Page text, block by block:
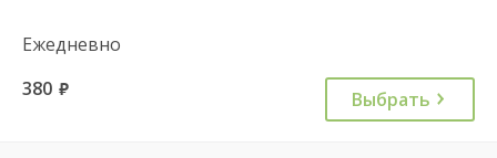
Ежедневно
380 руб. Выбрать